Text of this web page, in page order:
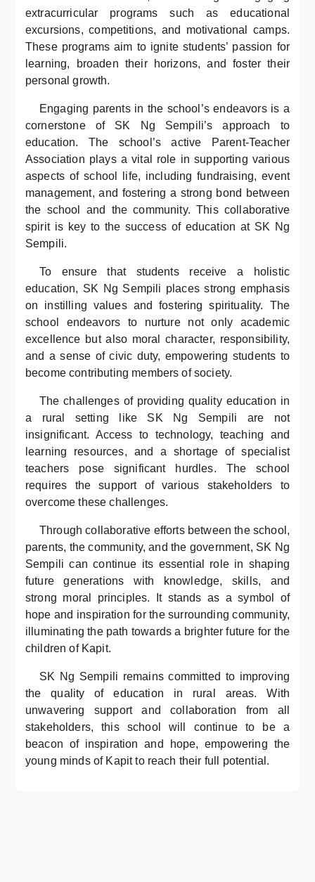
extracurricular programs such as educational
excursions, competitions, and motivational camps.
These programs aim to ignite students’ passion for
learning, broaden their horizons, and foster their
personal growth.
Engaging parents in the school’s endeavors is a
cornerstone of SK Ng Sempili’s approach to
education. The school’s active Parent-Teacher
Association plays a vital role in supporting various
aspects of school life, including fundraising, event
management, and fostering a strong bond between
the school and the community. This collaborative
spirit is key to the success of education at SK Ng
Sempili.
To ensure that students receive a holistic
education, SK Ng Sempili places strong emphasis
on instilling values and fostering spirituality. The
school endeavors to nurture not only academic
excellence but also moral character, responsibility,
and a sense of civic duty, empowering students to
become contributing members of society.
The challenges of providing quality education in
a rural setting like SK Ng Sempili are not
insignificant. Access to technology, teaching and
learning resources, and a shortage of specialist
teachers pose significant hurdles. The school
requires the support of various stakeholders to
overcome these challenges.
Through collaborative efforts between the school,
parents, the community, and the government, SK Ng
Sempili can continue its essential role in shaping
future generations with knowledge, skills, and
strong moral principles. It stands as a symbol of
hope and inspiration for the surrounding community,
illuminating the path towards a brighter future for the
children of Kapit.
SK Ng Sempili remains committed to improving
the quality of education in rural areas. With
unwavering support and collaboration from all
stakeholders, this school will continue to be a
beacon of inspiration and hope, empowering the
young minds of Kapit to reach their full potential.